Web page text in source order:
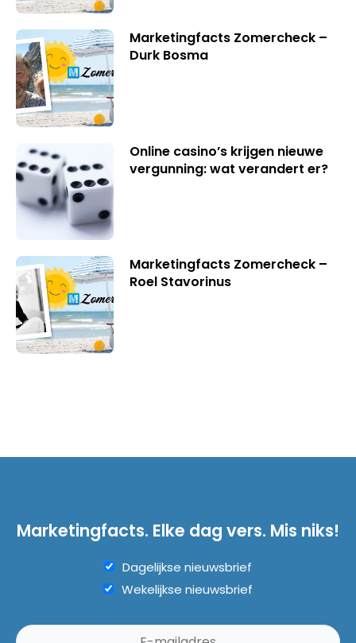
Marketingfacts Zomercheck –
Durk Bosma
Online casino’s krijgen nieuwe
vergunning: wat verandert er?
Marketingfacts Zomercheck –
Roel Stavorinus
Marketingfacts. Elke dag vers. Mis niks!
Dagelijkse nieuwsbrief
Wekelijkse nieuwsbrief